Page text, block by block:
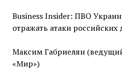
Business Insider: ПВО
отражать атаки российских
Максим Габриелян
«Мир»)